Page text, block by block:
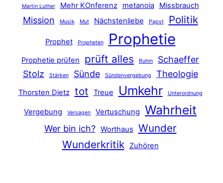
Martin Luther Mehr KOnferenz metanoia Missbrauch
Mission Musik Mut Nächstenliebe Papst Politik
Prophet Propheten Prophetie
Prophetie prüfen prüft alles Ruhm
Schaeffer
Stolz
Stärken Sünde Sündenvergebung Theologie
Thorsten Dietz tot Treue Umkehr Unterordnung
Vergebung Versagen Vertuschung Wahrheit
Wer bin ich? Worthaus
Wunder
Wunderkritik
Zuhören